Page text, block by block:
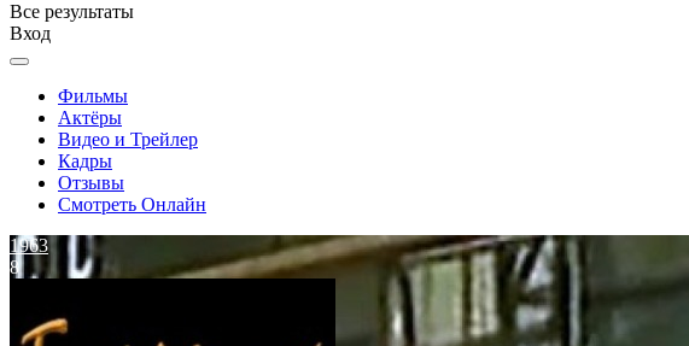
Все результаты
Вход
Фильмы
Актёры
Видео и Трейлер
Кадры
Отзывы
Смотреть Онлайн
1963
8